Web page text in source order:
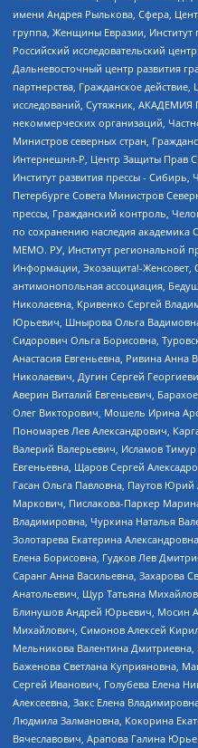
имени Андрея Рылькова, Сфера,
группа, Женщины Евразии, Институт
Российский исследовательский
Дальневосточный центр развития
партнерства, Гражданское
исследований, Сутяжник,
некоммерческих организаций,
Министров северных стран,
Интернешнл-Р, Центр Защиты Прав
Институт развития прессы - Сибирь,
Петербурге Совета Министров
прессы, Гражданский контроль,
по сохранению наследия академика
МЕМО. РУ, Институт региональной
Информации, Экозащита!-Женсовет,
антимонопольная ассоциация,
Николаевна, Кривенко Сергей
Юрьевич, Шнырова Ольга
Сидорович Ольга Борисовна,
Анастасия Евгеньевна, Ривина Анна
Николаевич, Дугин Сергей
Аверин Виталий Евгеньевич,
Олег Викторович, Мошель Ирина
Пономарев Лев Александрович,
Валерий Валерьевич, Исламов
Евгеньевна, Щаров Сергей
Гасан Ольга Павловна, Паутов Юрий
Маркович, Пислакова-Паркер
Владимировна, Чуркина Наталья
Золотарева Екатерина
Елена Борисовна, Гудков Лев
Саранг Анна Васильевна, Захарова
Анатольевич, Щур Татьяна
Блинушов Андрей Юрьевич, Мосин
Михайлович, Симонов Алексей
Мельникова Валентина
Баженова Светлана Куприяновна,
Сергей Иванович, Голубева Елена
Алексеевна, Закс Елена
Людмила Залмановна, Кокорина
Вячеславович, Арапова Галина